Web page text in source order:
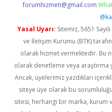
forumhizmeti@gmail.com
Yasal Uyarı: Sitemiz, 5651
ve İletişim Kurumu (BTK)
olarak hizmet vermektedir. Bu
olarak denetleme veya
Ancak, üyelerimiz yazdıkları
siteye üye olarak bu
sitesi, herhangi bir marka, kurum